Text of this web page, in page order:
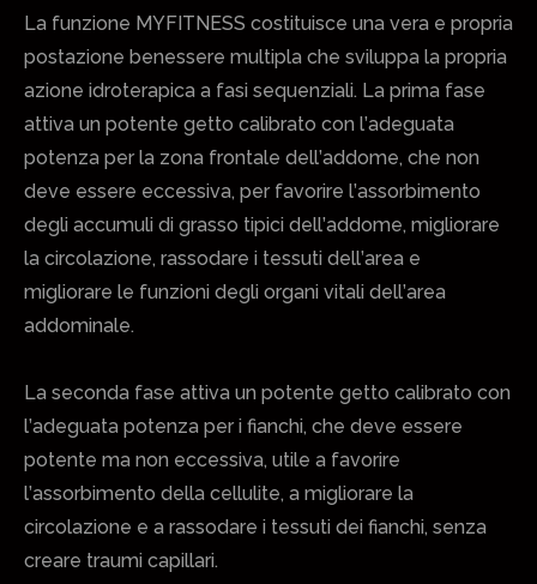
La funzione MYFITNESS costituisce una vera e propria
postazione benessere multipla che sviluppa la propria
azione idroterapica a fasi sequenziali. La prima fase
attiva un potente getto calibrato con l’adeguata
potenza per la zona frontale dell’addome, che non
deve essere eccessiva, per favorire l’assorbimento
degli accumuli di grasso tipici dell’addome, migliorare
la circolazione, rassodare i tessuti dell’area e
migliorare le funzioni degli organi vitali dell’area
addominale.
La seconda fase attiva un potente getto calibrato con
l’adeguata potenza per i fianchi, che deve essere
potente ma non eccessiva, utile a favorire
l’assorbimento della cellulite, a migliorare la
circolazione e a rassodare i tessuti dei fianchi, senza
creare traumi capillari.